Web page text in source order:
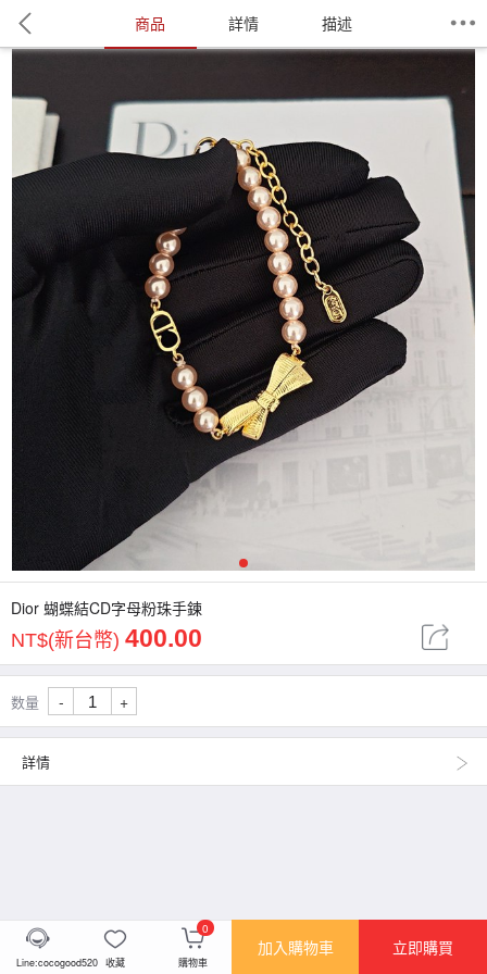
商品 詳情 描述
1
Dior 蝴蝶結CD字母粉珠手鍊
NT$(新台幣) 400.00
数量 - +
詳情
Line:cocogood520 收藏
0
購物車
加入購物車 立即購買